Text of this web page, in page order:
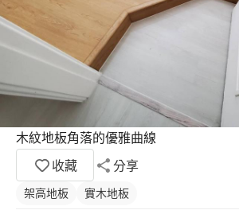
木紋地板角落的優雅曲線
收藏
分享
架高地板
實木地板